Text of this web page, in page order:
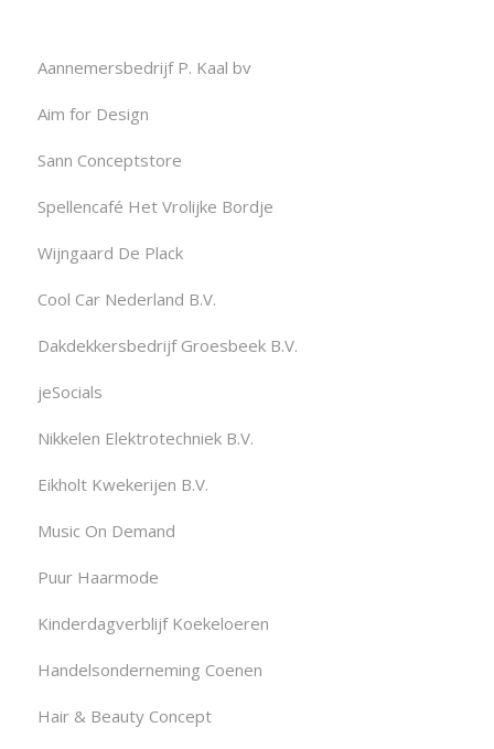
Aannemersbedrijf P. Kaal bv
Aim for Design
Sann Conceptstore
Spellencafé Het Vrolijke Bordje
Wijngaard De Plack
Cool Car Nederland B.V.
Dakdekkersbedrijf Groesbeek B.V.
jeSocials
Nikkelen Elektrotechniek B.V.
Eikholt Kwekerijen B.V.
Music On Demand
Puur Haarmode
Kinderdagverblijf Koekeloeren
Handelsonderneming Coenen
Hair & Beauty Concept